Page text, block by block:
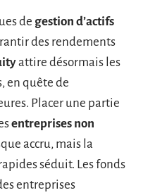
de gestion d’actifs
des rendements
attire désormais les
en quête de
Placer une partie
entreprises non
accru, mais la
séduit. Les fonds
entreprises